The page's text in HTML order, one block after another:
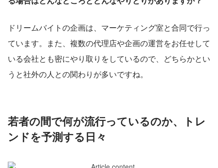
ドリームバイトの企画は、マーケティング室と合同で行っ
ています。また、複数の代理店や企画の運営をお任せして
いる会社とも密にやり取りをしているので、どちらかとい
うと社外の人との関わりが多いですね。
若者の間で何が流行っているのか、トレ
ンドを予測する日々